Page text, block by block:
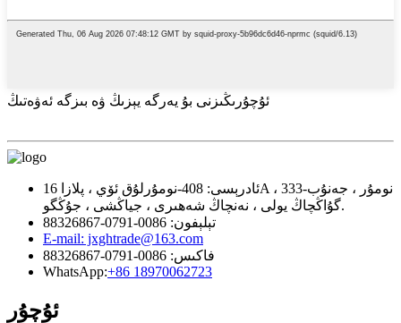
ئۇچۇرىڭىزنى بۇ يەرگە يېزىڭ ۋە بىزگە ئەۋەتىڭ
ئادرېسى: 408-نومۇرلۇق ئۆي ، پلازا 16A ، 333-نومۇر ، جەنۇب
گۇاڭچاڭ يولى ، نەنچاڭ شەھىرى ، جياڭشى ، جۇڭگو.
تېلېفون: 0086-0791-88326867
E-mail: jxghtrade@163.com
فاكىس: 0086-0791-88326867
WhatsApp:+86 18970062723
ئۇچۇر